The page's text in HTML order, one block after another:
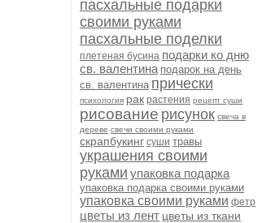
пасхальные подарки
своими руками
пасхальные поделки
плетеная бусина подарки ко дню
св. валентина подарок на день
св. валентина прически
психология рак растения рецепт суши
рисование рисунок свеча в
дереве свечи своими руками
скрапбукинг суши травы
украшения своими
руками упаковка подарка
упаковка подарка своими руками
упаковка своими руками фетр
цветы из лент цветы из ткани